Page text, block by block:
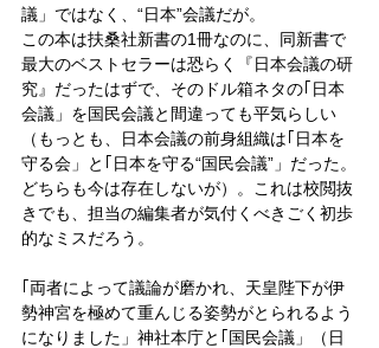
議」ではなく、“日本”会議だが。
この本は扶桑社新書の1冊なのに、同新書で
最大のベストセラーは恐らく『日本会議の研
究』だったはずで、そのドル箱ネタの｢日本
会議」を国民会議と間違っても平気らしい
（もっとも、日本会議の前身組織は｢日本を
守る会」と｢日本を守る“国民会議”」だった。
どちらも今は存在しないが）。これは校閲抜
きでも、担当の編集者が気付くべきごく初歩
的なミスだろう。
｢両者によって議論が磨かれ、天皇陛下が伊
勢神宮を極めて重んじる姿勢がとられるよう
になりました」神社本庁と｢国民会議」（日